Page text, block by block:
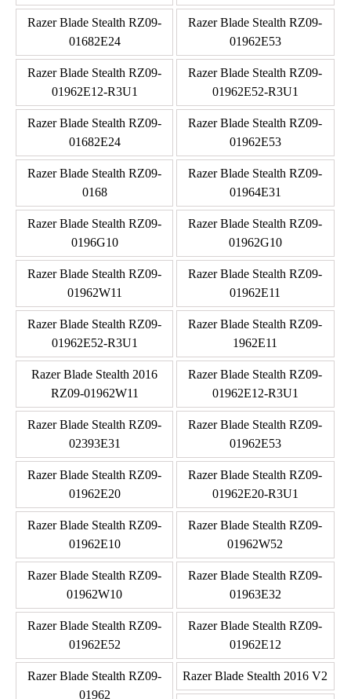
Razer Blade Stealth RZ09-
01682E24
Razer Blade Stealth RZ09-
01962E53
Razer Blade Stealth RZ09-
01962E12-R3U1
Razer Blade Stealth RZ09-
01962E52-R3U1
Razer Blade Stealth RZ09-
01682E24
Razer Blade Stealth RZ09-
01962E53
Razer Blade Stealth RZ09-
0168
Razer Blade Stealth RZ09-
01964E31
Razer Blade Stealth RZ09-
0196G10
Razer Blade Stealth RZ09-
01962G10
Razer Blade Stealth RZ09-
01962W11
Razer Blade Stealth RZ09-
01962E11
Razer Blade Stealth RZ09-
01962E52-R3U1
Razer Blade Stealth RZ09-
1962E11
Razer Blade Stealth 2016
RZ09-01962W11
Razer Blade Stealth RZ09-
01962E12-R3U1
Razer Blade Stealth RZ09-
02393E31
Razer Blade Stealth RZ09-
01962E53
Razer Blade Stealth RZ09-
01962E20
Razer Blade Stealth RZ09-
01962E20-R3U1
Razer Blade Stealth RZ09-
01962E10
Razer Blade Stealth RZ09-
01962W52
Razer Blade Stealth RZ09-
01962W10
Razer Blade Stealth RZ09-
01963E32
Razer Blade Stealth RZ09-
01962E52
Razer Blade Stealth RZ09-
01962E12
Razer Blade Stealth RZ09-
01962
Razer Blade Stealth 2016 V2